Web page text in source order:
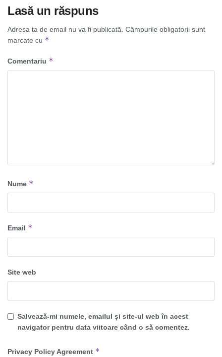
Lasă un răspuns
Adresa ta de email nu va fi publicată. Câmpurile obligatorii sunt
marcate cu *
Comentariu *
Nume *
Email *
Site web
Salvează-mi numele, emailul și site-ul web în acest
navigator pentru data viitoare când o să comentez.
Privacy Policy Agreement *